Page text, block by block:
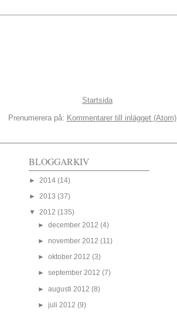
Startsida
Prenumerera på: Kommentarer till inlägget (Atom)
BLOGGARKIV
►2014(14)
►2013(37)
▼2012(135)
►december 2012(4)
►november 2012(11)
►oktober 2012(3)
►september 2012(7)
►augusti 2012(8)
►juli 2012(9)